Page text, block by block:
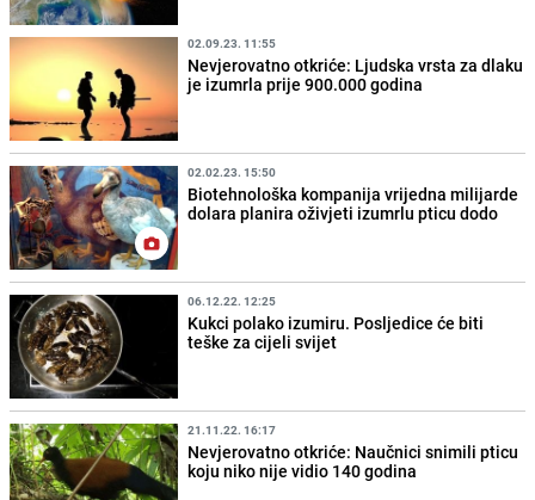
02.09.23. 11:55
Nevjerovatno otkriće: Ljudska vrsta za dlaku
je izumrla prije 900.000 godina
02.02.23. 15:50
Biotehnološka kompanija vrijedna milijarde
dolara planira oživjeti izumrlu pticu dodo
06.12.22. 12:25
Kukci polako izumiru. Posljedice će biti
teške za cijeli svijet
21.11.22. 16:17
Nevjerovatno otkriće: Naučnici snimili pticu
koju niko nije vidio 140 godina